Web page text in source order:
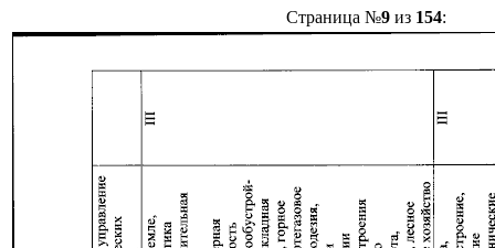
Страница №9из 154: